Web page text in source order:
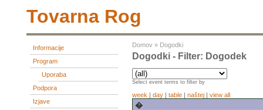
Tovarna Rog
Informacije
Program
Uporaba
Podpora
Izjave
Domov » Dogodki
Dogodki - Filter: Dogodek
Select event terms to filter by
week | day | table | naštej | view all
�